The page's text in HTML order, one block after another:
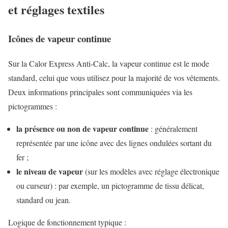
et réglages textiles
Icônes de vapeur continue
Sur la Calor Express Anti-Calc, la vapeur continue est le mode
standard, celui que vous utilisez pour la majorité de vos vêtements.
Deux informations principales sont communiquées via les
pictogrammes :
la présence ou non de vapeur continue : généralement
représentée par une icône avec des lignes ondulées sortant du
fer ;
le niveau de vapeur(sur les modèles avec réglage électronique
ou curseur) : par exemple, un pictogramme de tissu délicat,
standard ou jean.
Logique de fonctionnement typique :